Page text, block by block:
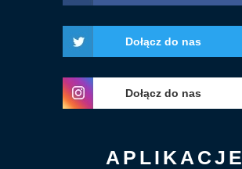
Dołącz do nas
Dołącz do nas
APLIKACJE